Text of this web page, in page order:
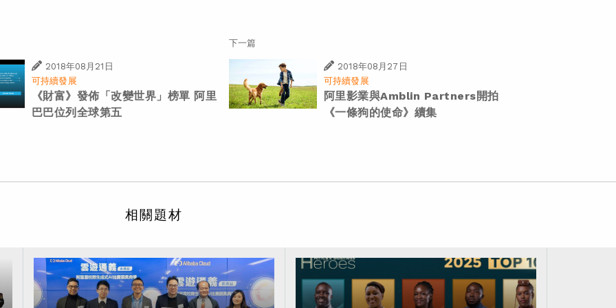
2018年08月21日
可持續發展
《財富》發佈「改變世界」榜單 阿里
巴巴位列全球第五
下一篇
2018年08月27日
可持續發展
阿里影業與Amblin Partners開拍
《一條狗的使命》續集
相關題材